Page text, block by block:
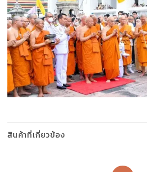
สินค้าที่เกี่ยวข้อง